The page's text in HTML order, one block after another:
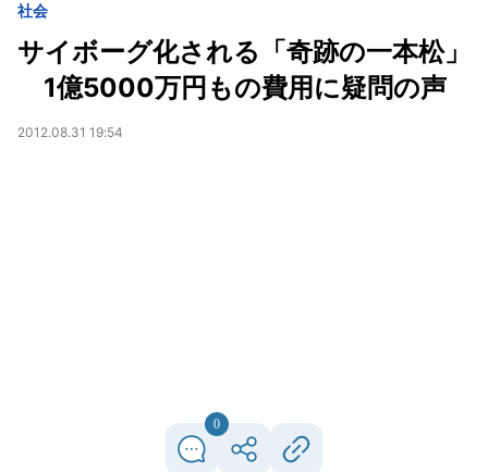
社会
サイボーグ化される「奇跡の一本松」
1億5000万円もの費用に疑問の声
2012.08.31 19:54
0